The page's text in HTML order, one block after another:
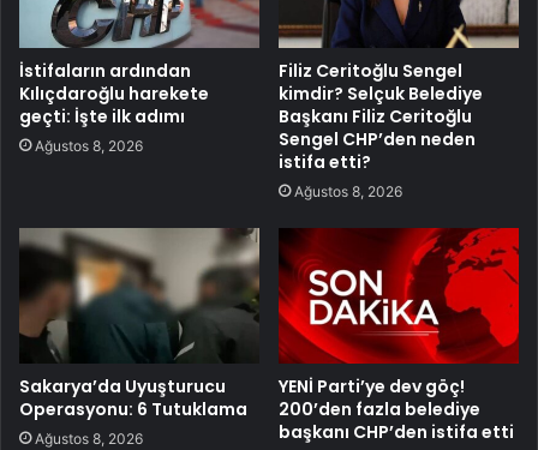
İstifaların ardından
Kılıçdaroğlu harekete
geçti: İşte ilk adımı
Ağustos 8, 2026
Filiz Ceritoğlu Sengel
kimdir? Selçuk Belediye
Başkanı Filiz Ceritoğlu
Sengel CHP’den neden
istifa etti?
Ağustos 8, 2026
Sakarya’da Uyuşturucu
Operasyonu: 6 Tutuklama
Ağustos 8, 2026
YENİ Parti’ye dev göç!
200’den fazla belediye
başkanı CHP’den istifa etti